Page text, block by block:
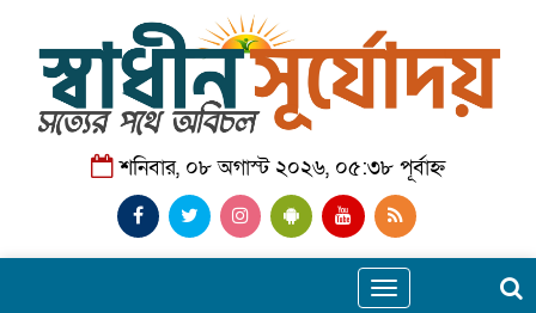
শনিবার, ০৮ অগাস্ট ২০২৬, ০৫:৩৮ পূর্বাহ্ন
Toggle